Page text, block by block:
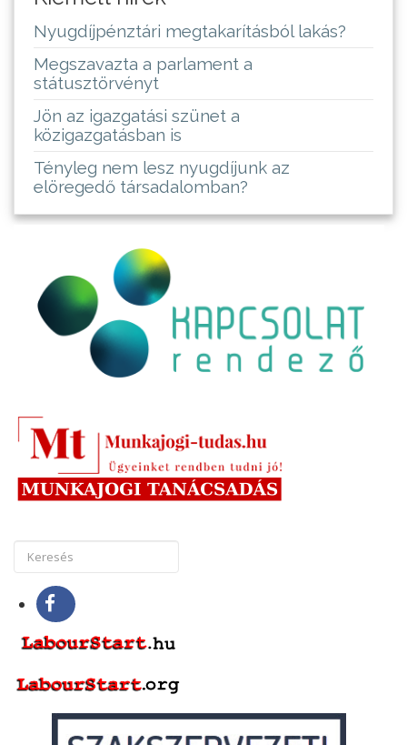
Nyugdíjpénztári megtakarításból lakás?
Megszavazta a parlament a
státusztörvényt
Jön az igazgatási szünet a
közigazgatásban is
Tényleg nem lesz nyugdíjunk az
elöregedő társadalomban?